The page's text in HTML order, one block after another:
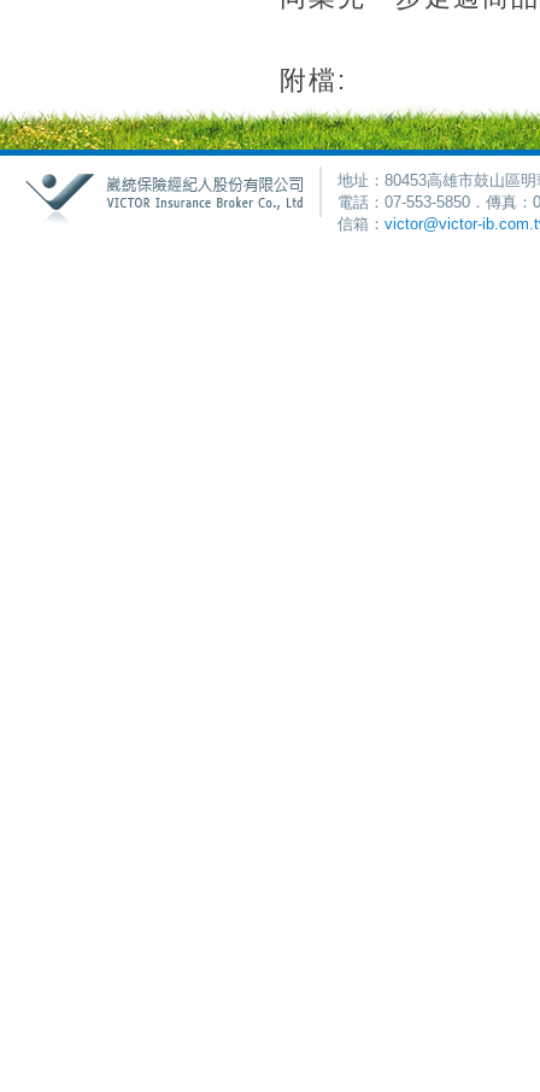
附檔:
地址：80453高雄市鼓山區
電話：07-553-5850．傳真
信箱： victor@victor-